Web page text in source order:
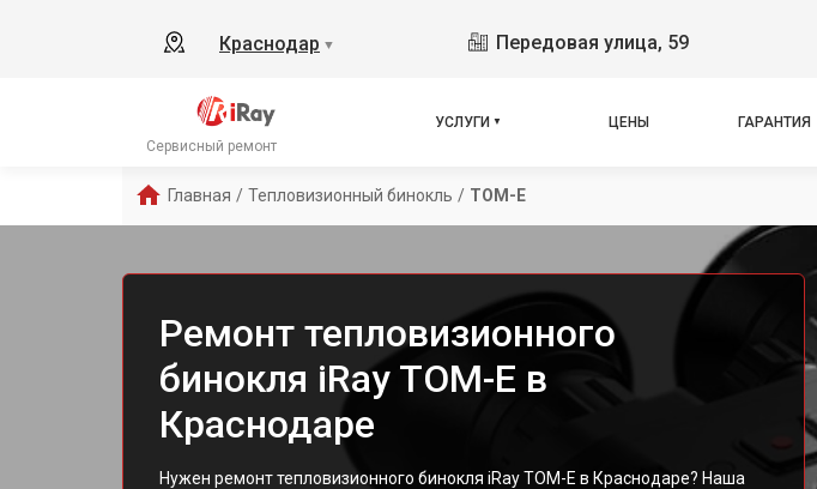
Краснодар ▼ Передовая улица, 59
Сервисный ремонт
УСЛУГИ ЦЕНЫ ГАРАНТИЯ
Главная / Тепловизионный бинокль / TOM-E
Ремонт тепловизионного
бинокля iRay TOM-E в
Краснодаре
Нужен ремонт тепловизионного бинокля iRay TOM-E в Краснодаре? Наша